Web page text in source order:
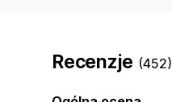
Recenzje (452)